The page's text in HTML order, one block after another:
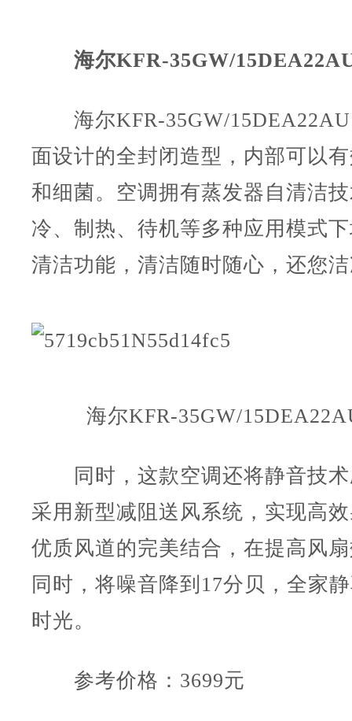
海尔KFR-35GW/
海尔KFR-35GW/
面设计的全封闭造型，内部可以
和细菌。空调拥有蒸发器自清洁
冷、制热、待机等多种应用模式
清洁功能，清洁随时随心，还您
海尔KFR-35GW/
同时，这款空调还将静音技术
采用新型减阻送风系统，实现高
优质风道的完美结合，在提高风
同时，将噪音降到17分贝，全家
时光。
参考价格：3699元